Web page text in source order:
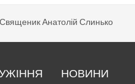
Священик Анатолій Слинько
НОВИНИ